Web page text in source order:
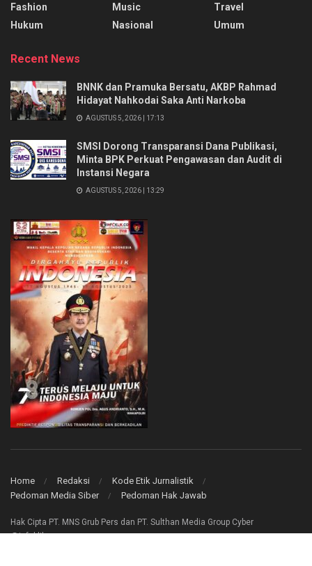
Fashion
Hukum
Music
Nasional
Travel
Umum
Recent News
BNNK dan Pramuka Bersatu, AKBP Rahmad
Hidayat Nahkodai Saka Anti Narkoba
AGUSTUS 5, 2026 | 17:13
SMSI Dorong Transparansi Dana Publikasi,
Minta BPK Perkuat Pengawasan dan Audit di
Instansi Negara
AGUSTUS 5, 2026 | 13:29
Home Redaksi
Kode Etik Jurnalistik
Pedoman Media Siber
Pedoman Hak Jawab
Hak Cipta PT. MNS Grub Pers dan PT. Sulthan Media Group Cyber
@infoklik.co